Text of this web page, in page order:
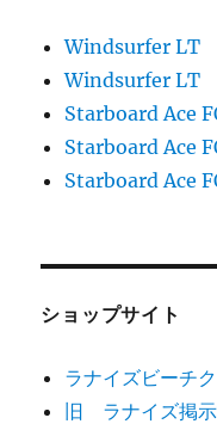
Windsurfer LT
Windsurfer LT
Starboard Ace
Starboard Ace
Starboard Ace
ショップサイト
ラナイズビーチ
旧 ラナイズ掲